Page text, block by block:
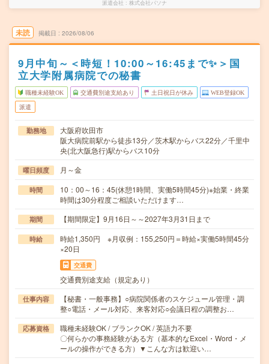
派遣会社 株式会社パソナ
未読 掲載日 2026/08/06
9月中旬～＜時短！10:00～16:45まで✨＞国
立大学附属病院での秘書
職種未経験OK 交通費別途支給あり 土日祝日が休み WEB登録OK
派遣
勤務地
大阪府吹田市
阪大病院前駅から徒歩13分／茨木駅からバス22分／千里中
央(北大阪急行)駅からバス10分
曜日頻度 月～金
時間
10：00～16：45(休憩1時間、実働5時間45分)※始業・終業
時間は30分程度ご相談いただけます…
期間 【期間限定】9月16日～～2027年3月31日まで
時給
時給1,350円 ※月収例：155,250円＝時給×実働5時間45分
×20日
交通費
交通費別途支給（規定あり）
仕事内容
【秘書・一般事務】○病院関係者のスケジュール管理・調
整○電話・メール対応、来客対応○会議日程の調整お…
応募資格
職種未経験OK / ブランクOK / 英語力不要
〇何らかの事務経験がある方（基本的なExcel・Word・メ
ールの操作ができる方）▼こんな方は歓迎い…